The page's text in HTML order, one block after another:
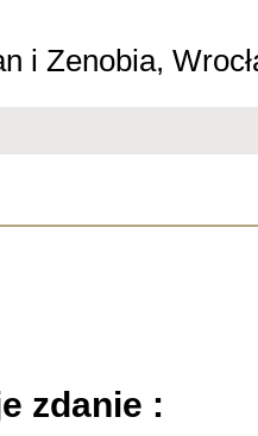
i Zenobia,
zdanie :